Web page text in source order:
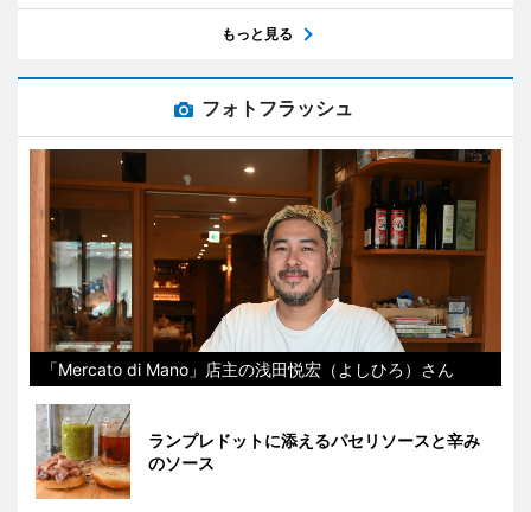
もっと見る
フォトフラッシュ
「Mercato di Mano」店主の浅田悦宏（よしひろ）さん
ランプレドットに添えるパセリソースと辛み
のソース